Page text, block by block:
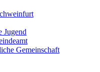
Jugend
Gemeinschaft